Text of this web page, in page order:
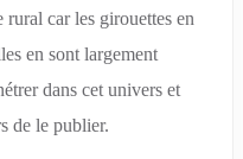
car les girouettes en
en sont largement
dans cet univers et
de le publier.